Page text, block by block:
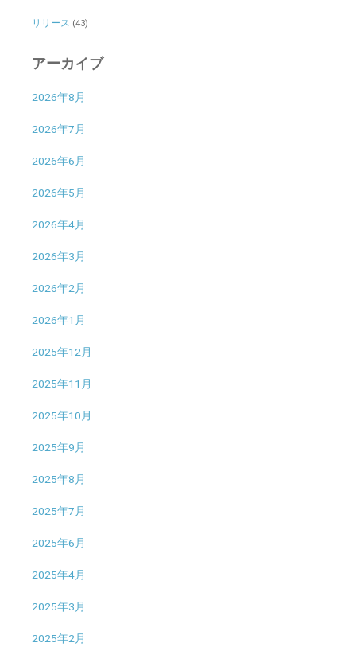
リリース (43)
アーカイブ
2026年8月
2026年7月
2026年6月
2026年5月
2026年4月
2026年3月
2026年2月
2026年1月
2025年12月
2025年11月
2025年10月
2025年9月
2025年8月
2025年7月
2025年6月
2025年4月
2025年3月
2025年2月